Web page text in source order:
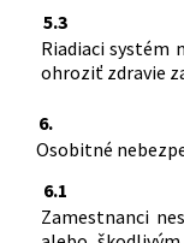
5.3
Riadiaci systém
ohroziť zdravie
6.
Osobitné
6.1
Zamestnanci